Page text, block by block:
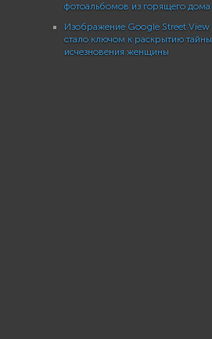
фотоальбомов из горящего дома
Изображение Google Street View
стало ключом к раскрытию тайны
исчезновения женщины